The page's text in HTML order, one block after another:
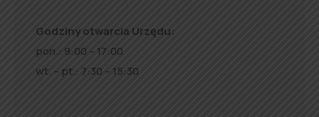
Godziny otwarcia Urzędu:
pon.: 9:00 – 17:00
wt. – pt.: 7:30 – 15:30